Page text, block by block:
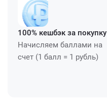
100% кешбэк за покупку
Начисляем баллами на
счет (1 балл = 1 рубль)